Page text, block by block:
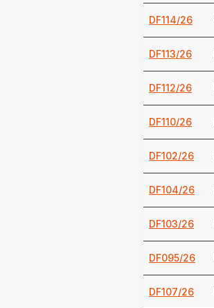
DF114/26
DF113/26
DF112/26
DF110/26
DF102/26
DF104/26
DF103/26
DF095/26
DF107/26